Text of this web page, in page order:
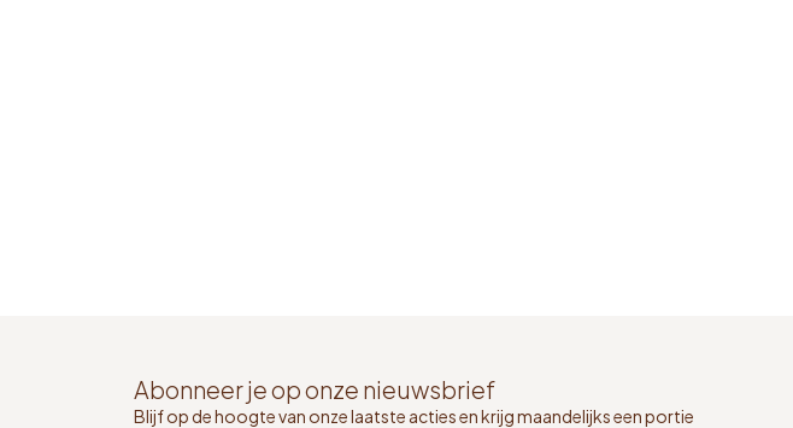
Abonneer je op onze nieuwsbrief
Blijf op de hoogte van onze laatste acties en krijg maandelijks een portie